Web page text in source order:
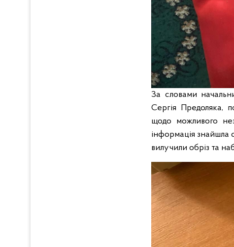
За словами
Сергія Предоляка,
щодо можливого
інформація знайшла
вилучили обріз та